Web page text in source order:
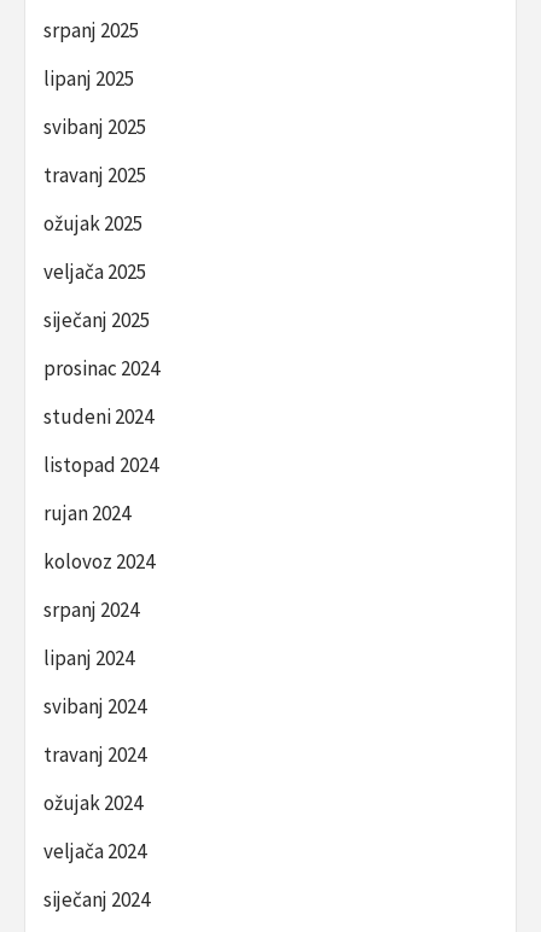
srpanj 2025
lipanj 2025
svibanj 2025
travanj 2025
ožujak 2025
veljača 2025
siječanj 2025
prosinac 2024
studeni 2024
listopad 2024
rujan 2024
kolovoz 2024
srpanj 2024
lipanj 2024
svibanj 2024
travanj 2024
ožujak 2024
veljača 2024
siječanj 2024